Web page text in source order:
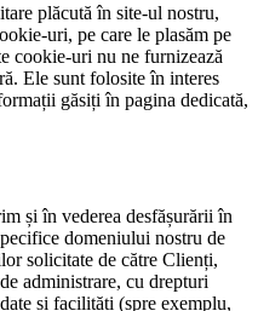
plăcută în site-ul nostru,
uri, pe care le plasăm pe
cookie-uri nu ne furnizează
Ele sunt folosite în interes
găsiți în pagina dedicată,
și în vederea desfășurării în
domeniului nostru de
solicitate de către Clienți,
administrare, cu drepturi
și facilități (spre exemplu,